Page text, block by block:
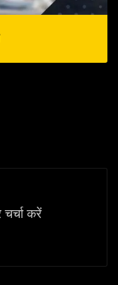
करें